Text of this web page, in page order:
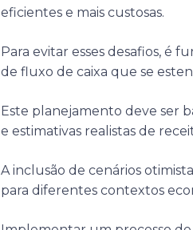
eficientes e mais custosas.
Para evitar esses desafios, é
de fluxo de caixa que se
Este planejamento deve ser
e estimativas realistas de
A inclusão de cenários
para diferentes contextos